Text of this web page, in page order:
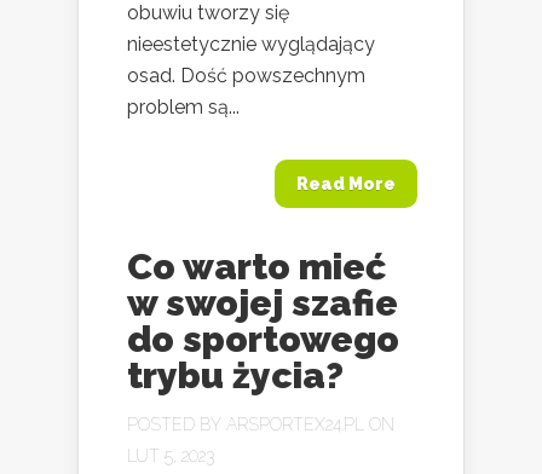
obuwiu tworzy się
nieestetycznie wyglądający
osad. Dość powszechnym
problem są...
Read More
Co warto mieć
w swojej szafie
do sportowego
trybu życia?
POSTED BY ARSPORTEX24.PL
ON
LUT 5, 2023